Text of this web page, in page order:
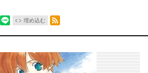
埋め込む
RSSフィード